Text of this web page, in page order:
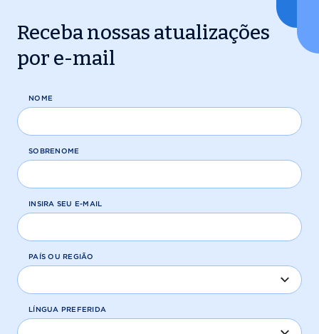
Receba nossas atualizações
por e-mail